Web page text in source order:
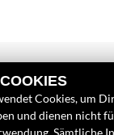
LINKS
Cookies, um
und dienen nicht
Sämtliche